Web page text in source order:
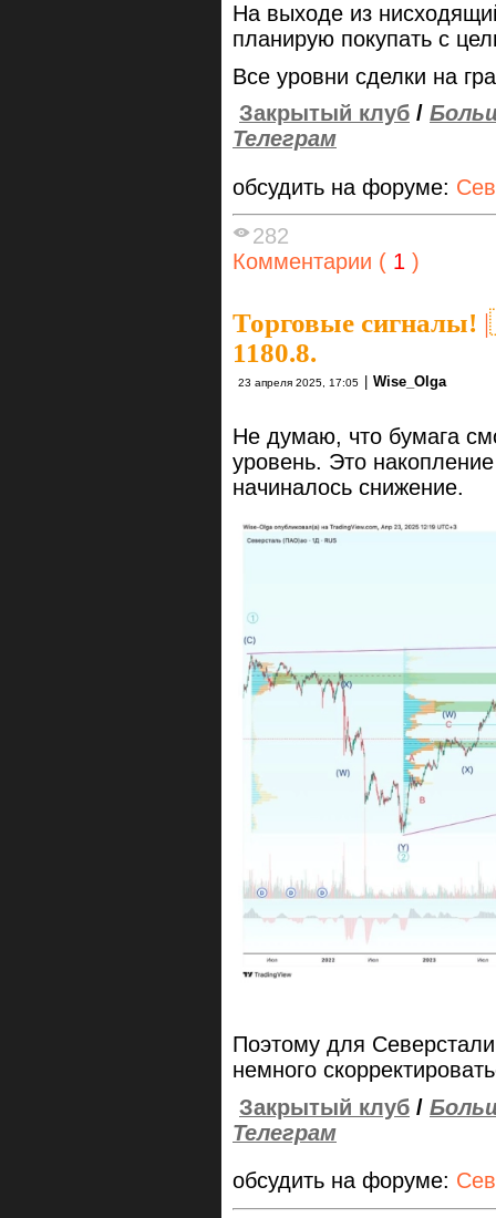
На выходе из
планирую покупать с
Все уровни сделки на
Закрытый клуб /
Телеграм
обсудить на форуме:
282
Комментарии ( 1 )
Торговые сигналы! |
1180.8.
23 апреля 2025, 17:05 Wise_Olga
Не думаю, что бумага
уровень. Это
начиналось снижение.
Поэтому для
немного
Закрытый клуб /
Телеграм
обсудить на форуме: